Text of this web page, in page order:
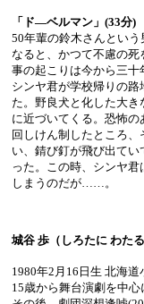
「ド―ベルマン」(33分)
50年輩の鈴木さんとい
なると、かつて不慮の死
事の起こりは今から三
シンヤ君が学校帰りの
た。野良犬と化した大
に近づいてくる。恐怖の
回しけん制したところ
い、錆び釘が飛び出てい
った。この時、シンヤ
しまうのだが……。
城谷 歩（しろたに わた
1980年2月16日生 北海道
15歳から舞台演劇を中心